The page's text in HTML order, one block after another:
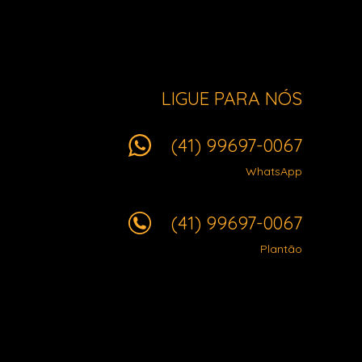
LIGUE PARA NÓS
(41) 99697-0067
WhatsApp
(41) 99697-0067
Plantão